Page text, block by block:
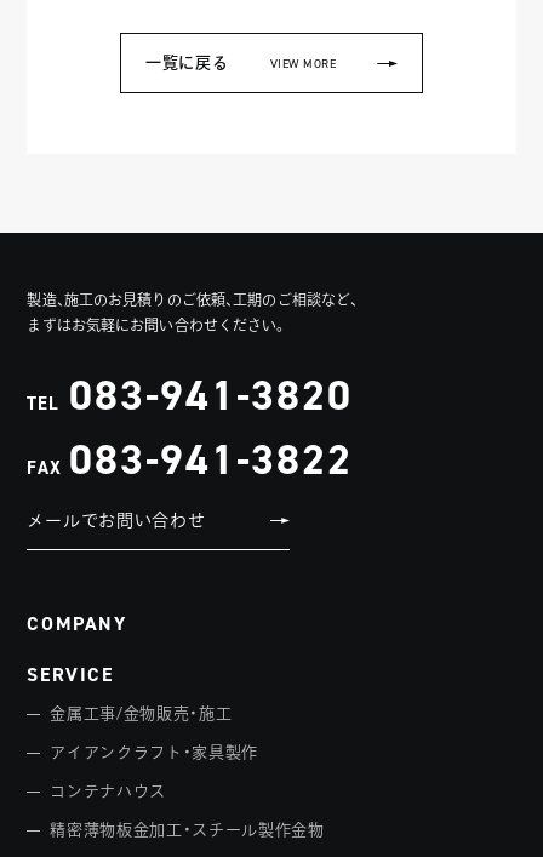
一覧に戻る VIEW MORE
製造、施工のお見積りのご依頼、工期のご相談など、
まずはお気軽にお問い合わせください。
TEL 083-941-3820
FAX 083-941-3822
メールでお問い合わせ
COMPANY
SERVICE
金属工事/金物販売・施工
アイアンクラフト・家具製作
コンテナハウス
精密薄物板金加工・スチール製作金物